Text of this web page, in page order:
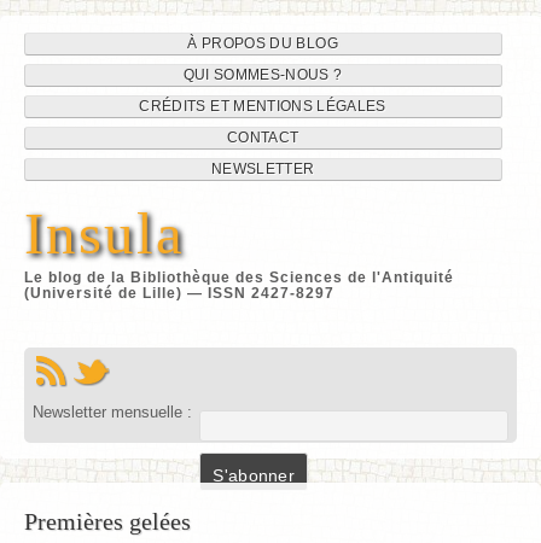
Navigation
du
site
au
contenu
À PROPOS DU BLOG
QUI SOMMES-NOUS ?
CRÉDITS ET MENTIONS LÉGALES
CONTACT
NEWSLETTER
Insula
Le blog de la Bibliothèque des Sciences de l'Antiquité
(Université de Lille) — ISSN 2427-8297
Newsletter mensuelle :
Premières gelées